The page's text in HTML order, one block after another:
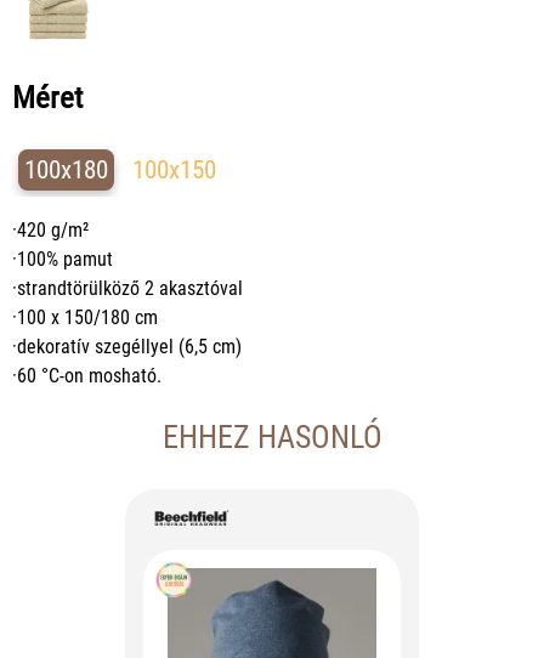
Méret
100x180 100x150
·420 g/m²
·100% pamut
·strandtörülköző 2 akasztóval
·100 x 150/180 cm
·dekoratív szegéllyel (6,5 cm)
·60 °C-on mosható.
EHHEZ HASONLÓ